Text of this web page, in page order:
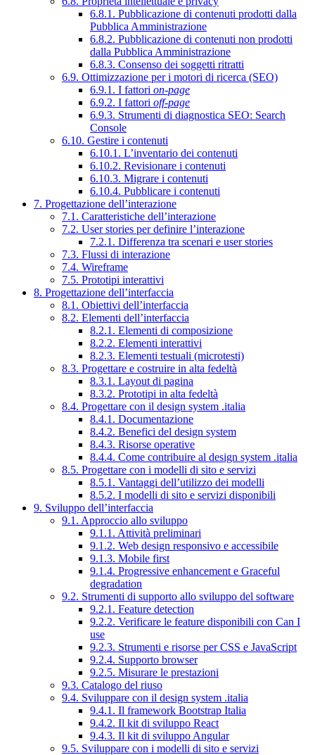
6.8.1. Pubblicazione di contenuti prodotti dalla
Pubblica Amministrazione
6.8.2. Pubblicazione di contenuti non prodotti
dalla Pubblica Amministrazione
6.8.3. Consenso dei soggetti ritratti
6.9. Ottimizzazione per i motori di ricerca (SEO)
6.9.1. I fattori on-page
6.9.2. I fattori off-page
6.9.3. Strumenti di diagnostica SEO: Search
Console
6.10. Gestire i contenuti
6.10.1. L’inventario dei contenuti
6.10.2. Revisionare i contenuti
6.10.3. Migrare i contenuti
6.10.4. Pubblicare i contenuti
7. Progettazione dell’interazione
7.1. Caratteristiche dell’interazione
7.2. User stories per definire l’interazione
7.2.1. Differenza tra scenari e user stories
7.3. Flussi di interazione
7.4. Wireframe
7.5. Prototipi interattivi
8. Progettazione dell’interfaccia
8.1. Obiettivi dell’interfaccia
8.2. Elementi dell’interfaccia
8.2.1. Elementi di composizione
8.2.2. Elementi interattivi
8.2.3. Elementi testuali (microtesti)
8.3. Progettare e costruire in alta fedeltà
8.3.1. Layout di pagina
8.3.2. Prototipi in alta fedeltà
8.4. Progettare con il design system .italia
8.4.1. Documentazione
8.4.2. Benefici del design system
8.4.3. Risorse operative
8.4.4. Come contribuire al design system .italia
8.5. Progettare con i modelli di sito e servizi
8.5.1. Vantaggi dell’utilizzo dei modelli
8.5.2. I modelli di sito e servizi disponibili
9. Sviluppo dell’interfaccia
9.1. Approccio allo sviluppo
9.1.1. Attività preliminari
9.1.2. Web design responsivo e accessibile
9.1.3. Mobile first
9.1.4. Progressive enhancement e Graceful
degradation
9.2. Strumenti di supporto allo sviluppo del software
9.2.1. Feature detection
9.2.2. Verificare le feature disponibili con Can I
use
9.2.3. Strumenti e risorse per CSS e JavaScript
9.2.4. Supporto browser
9.2.5. Misurare le prestazioni
9.3. Catalogo del riuso
9.4. Sviluppare con il design system .italia
9.4.1. Il framework Bootstrap Italia
9.4.2. Il kit di sviluppo React
9.4.3. Il kit di sviluppo Angular
9.5. Sviluppare con i modelli di sito e servizi